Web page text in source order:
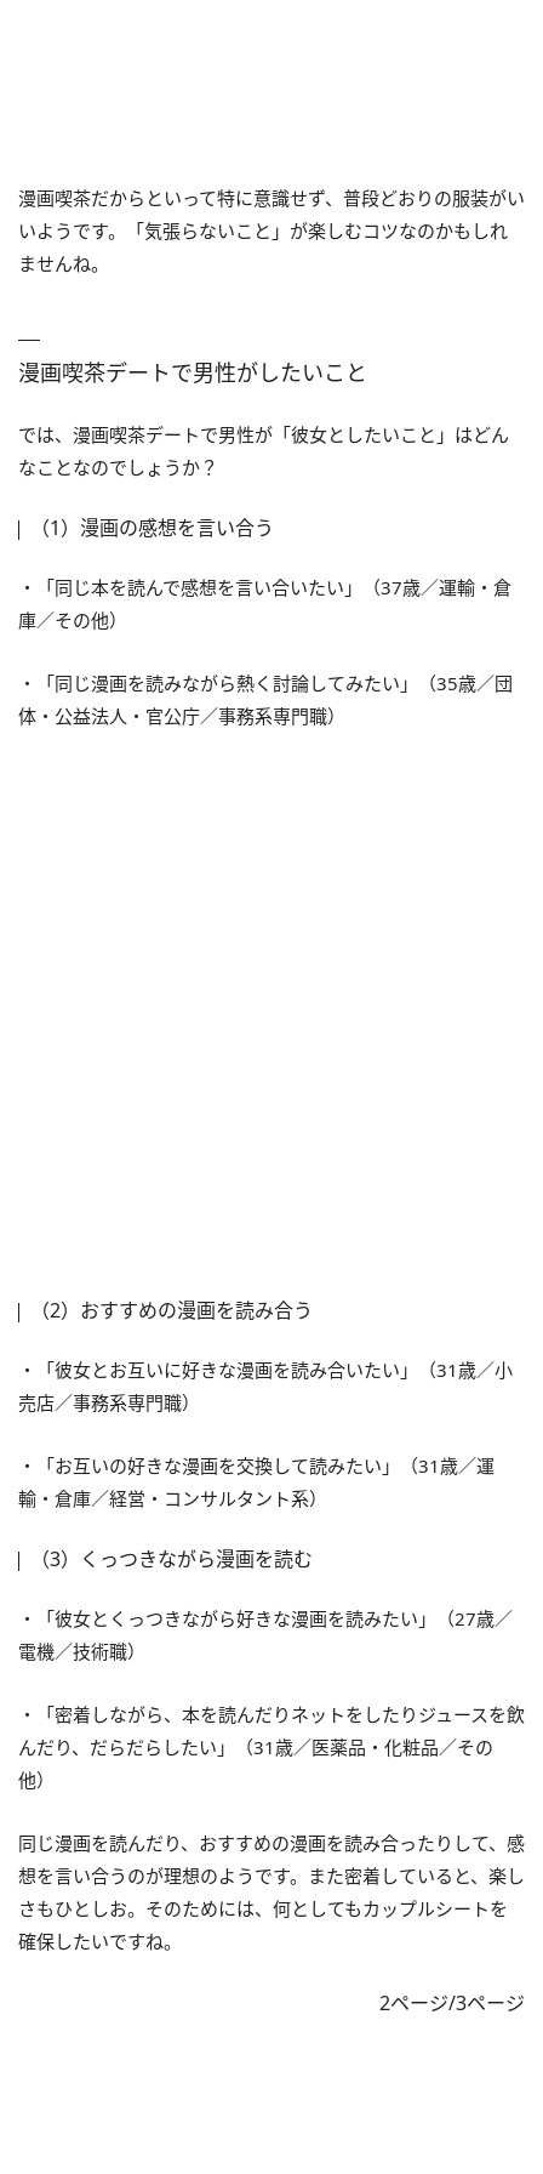
漫画喫茶だからといって特に意識せず、普段どおりの服装がい
いようです。「気張らないこと」が楽しむコツなのかもしれ
ませんね。
漫画喫茶デートで男性がしたいこと
では、漫画喫茶デートで男性が「彼女としたいこと」はどん
なことなのでしょうか？
（1）漫画の感想を言い合う
・「同じ本を読んで感想を言い合いたい」（37歳／運輸・倉
庫／その他）
・「同じ漫画を読みながら熱く討論してみたい」（35歳／団
体・公益法人・官公庁／事務系専門職）
（2）おすすめの漫画を読み合う
・「彼女とお互いに好きな漫画を読み合いたい」（31歳／小
売店／事務系専門職）
・「お互いの好きな漫画を交換して読みたい」（31歳／運
輸・倉庫／経営・コンサルタント系）
（3）くっつきながら漫画を読む
・「彼女とくっつきながら好きな漫画を読みたい」（27歳／
電機／技術職）
・「密着しながら、本を読んだりネットをしたりジュースを飲
んだり、だらだらしたい」（31歳／医薬品・化粧品／その
他）
同じ漫画を読んだり、おすすめの漫画を読み合ったりして、感
想を言い合うのが理想のようです。また密着していると、楽し
さもひとしお。そのためには、何としてもカップルシートを
確保したいですね。
2ページ/3ページ